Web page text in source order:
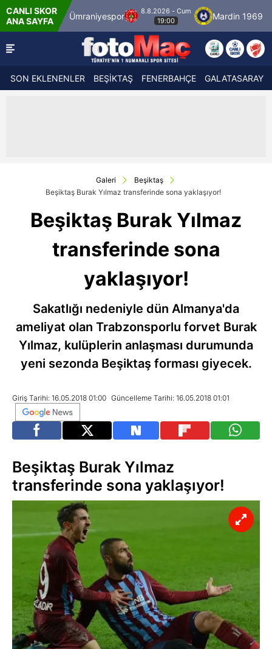
CANLI SKOR
ANA SAYFAÜmraniyespor
8.8.2026 - Cum
19:00
Mardin 1969 Spor
SON EKLENENLER BEŞİKTAŞ FENERBAHÇE GALATASARAY
Galeri
Beşiktaş
Beşiktaş Burak Yılmaz transferinde sona yaklaşıyor!
Beşiktaş Burak Yılmaz
transferinde sona
yaklaşıyor!
Sakatlığı nedeniyle dün Almanya'da
ameliyat olan Trabzonsporlu forvet Burak
Yılmaz, kulüplerin anlaşması durumunda
yeni sezonda Beşiktaş forması giyecek.
Giriş Tarihi: 16.05.2018 01:00 Güncelleme Tarihi: 16.05.2018 01:01
Beşiktaş Burak Yılmaz
transferinde sona yaklaşıyor!